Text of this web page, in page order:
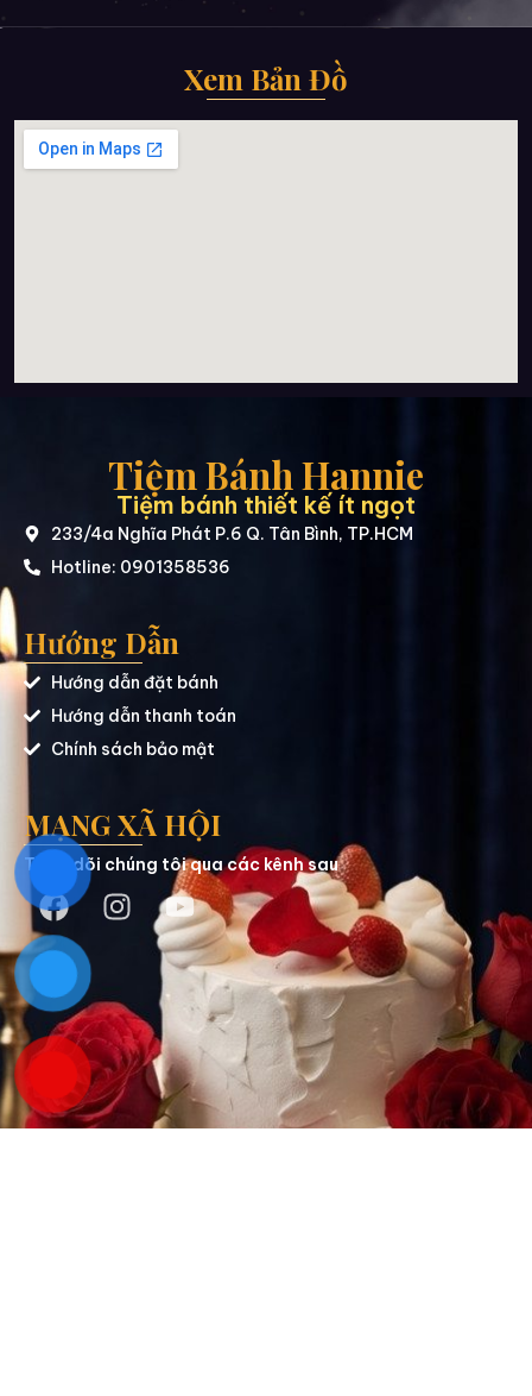
Xem Bản Đồ
Tiệm Bánh Hannie
Tiệm bánh thiết kế ít ngọt
233/4a Nghĩa Phát P.6 Q. Tân Bình, TP.HCM
Hotline: 0901358536
Hướng Dẫn
Hướng dẫn đặt bánh
Hướng dẫn thanh toán
Chính sách bảo mật
MẠNG XÃ HỘI
Theo dõi chúng tôi qua các kênh sau